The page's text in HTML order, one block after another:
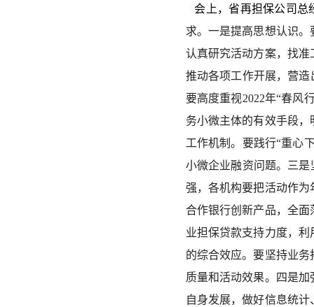
会上，省再担保公司总
求。一是提高思想认识
认真研究活动方案，找
推动各项工作开展，营
要高度重视2022年“春风
务小微主体的有效手段
工作机制。要践行“重心
小微企业融资问题。三
强，各机构要把活动作
合作银行创新产品，全
业担保贷款支持力度，
的综合效应。要坚持业
质量和活动效果。四是
自身发展，做好信息统